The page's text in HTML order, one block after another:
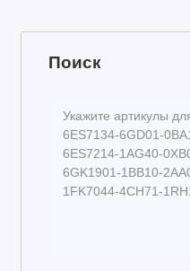
Поиск